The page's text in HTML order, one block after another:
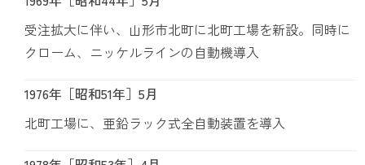
受注拡大に伴い、山形市北町に北町工場を新設。同時に
クローム、ニッケルラインの自動機導入
1976年［昭和51年］5月
北町工場に、亜鉛ラック式全自動装置を導入